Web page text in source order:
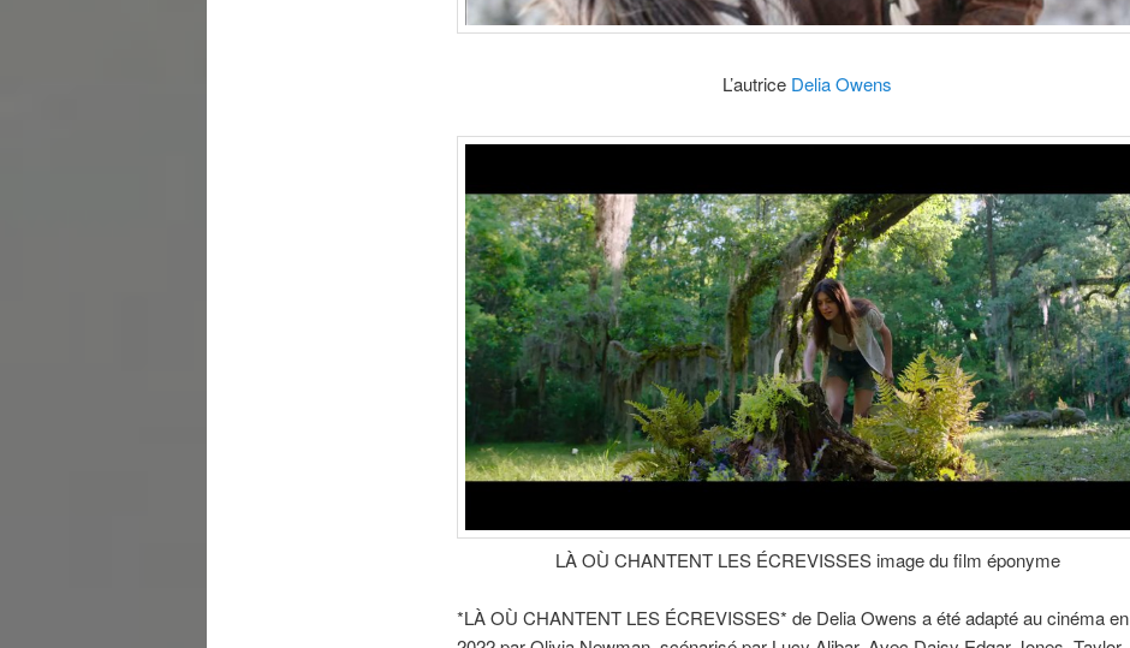
L’autrice Delia Owens
LÀ OÙ CHANTENT LES ÉCREVISSES image du film éponyme
*LÀ OÙ CHANTENT LES ÉCREVISSES* de Delia Owens a été adapté au cinéma en